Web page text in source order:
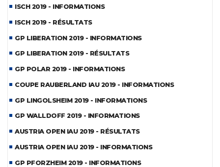
ISCH 2019 - INFORMATIONS
ISCH 2019 - RÉSULTATS
GP LIBERATION 2019 - INFORMATIONS
GP LIBERATION 2019 - RÉSULTATS
GP POLAR 2019 - INFORMATIONS
COUPE RAUBERLAND IAU 2019 - INFORMATIONS
GP LINGOLSHEIM 2019 - INFORMATIONS
GP WALLDOFF 2019 - INFORMATIONS
AUSTRIA OPEN IAU 2019 - RÉSULTATS
AUSTRIA OPEN IAU 2019 - INFORMATIONS
GP PFORZHEIM 2019 - INFORMATIONS